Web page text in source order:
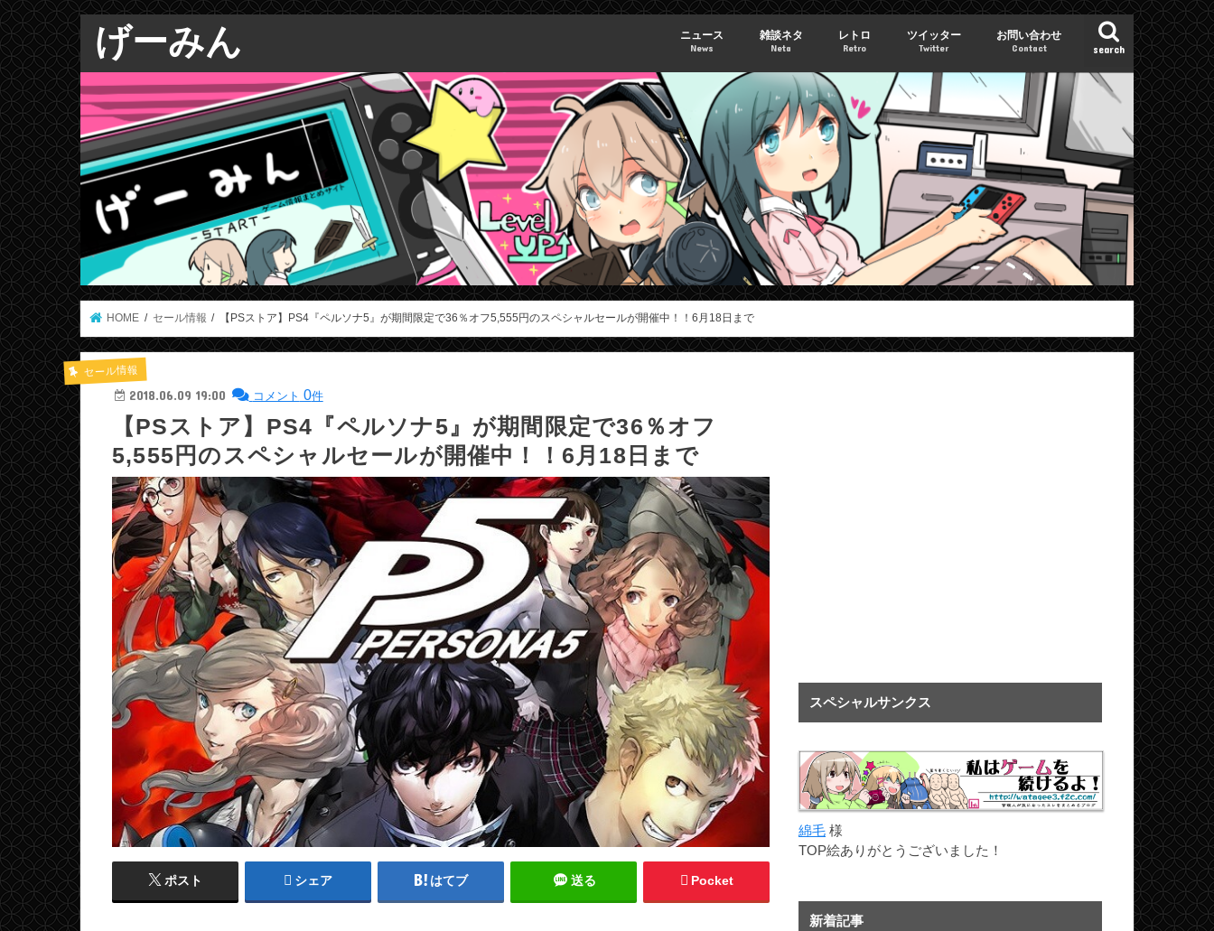
げーみん search
ニュース
News
雑談ネタ
Neta
レトロ
Retro
ツイッター
Twitter
お問い合わせ
Contact
HOME セール情報 【PSストア】PS4『ペルソナ5』が期間限定で36％オフ5,555円のスペシャルセールが開催中！！6月18日まで
セール情報
2018.06.09 19:00 コメント 0件
【PSストア】PS4『ペルソナ5』が期間限定で36％オフ
5,555円のスペシャルセールが開催中！！6月18日まで
ポスト シェア はてブ 送る Pocket
スペシャルサンクス
綿毛 様
TOP絵ありがとうございました！
新着記事